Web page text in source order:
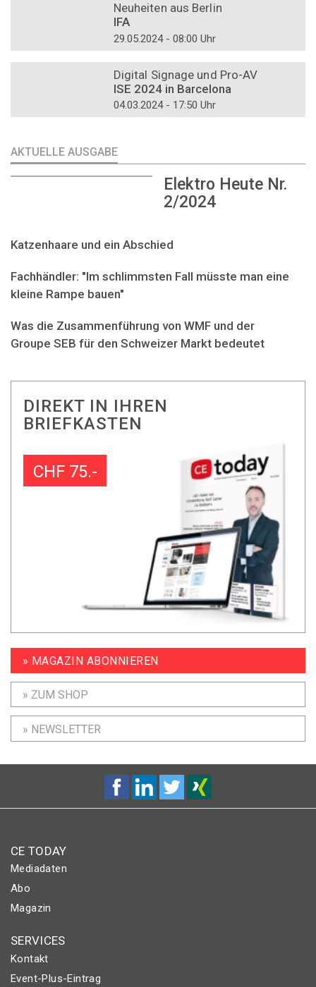
Neuheiten aus Berlin
IFA
29.05.2024 - 08:00 Uhr
Digital Signage und Pro-AV
ISE 2024 in Barcelona
04.03.2024 - 17:50 Uhr
AKTUELLE AUSGABE
Elektro Heute Nr.
2/2024
Katzenhaare und ein Abschied
Fachhändler: "Im schlimmsten Fall müsste man eine
kleine Rampe bauen"
Was die Zusammenführung von WMF und der
Groupe SEB für den Schweizer Markt bedeutet
DIREKT IN IHREN
BRIEFKASTEN
CHF 75.-
» MAGAZIN ABONNIEREN
» ZUM SHOP
» NEWSLETTER
CE TODAY
Mediadaten
Abo
Magazin
SERVICES
Kontakt
Event-Plus-Eintrag